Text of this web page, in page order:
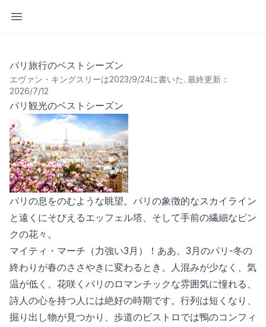
サイドバーを開く
パリ旅行のベストシーズン
エヴァン・キングスリーは2023/9/24に書いた. 最終更新：
2026/7/12
パリ観光のベストシーズン
パリの息をのむような眺望。パリの象徴的なスカイライン
と遠くにそびえるエッフェル塔、そして手前の繊細なピン
クの花々。
マイティ・マーチ（力強い3月）！ああ、3月のパリ-冬の
終わりが春のささやきに変わるとき。人混みが少なく、気
温が低く、花咲くパリのロマンチックな雰囲気に憧れる、
詩人の心を持つ人には絶好の時期です。行列は短くなり、
掘り出し物が見つかり、歩道のビストロでは鴨のコンフィ